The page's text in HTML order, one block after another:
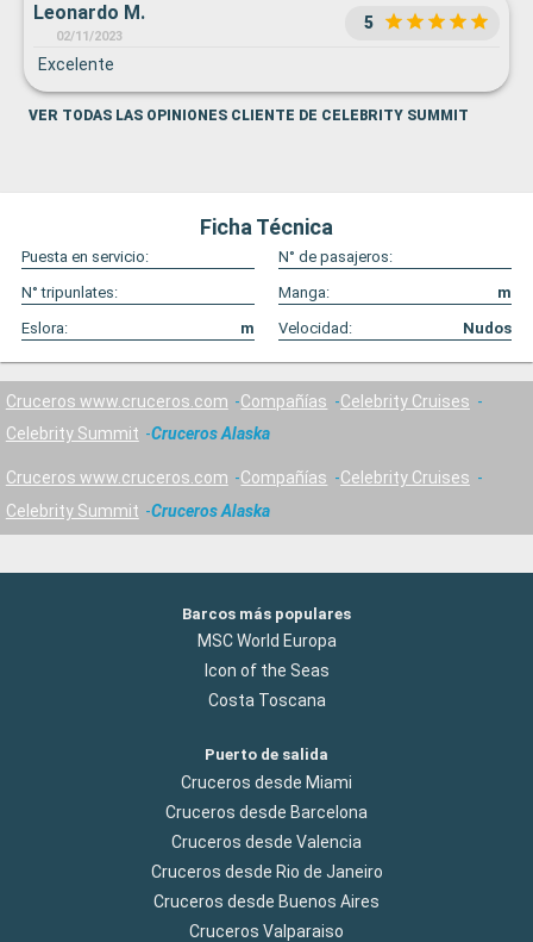
Leonardo M.
02/11/2023
5
Excelente
VER TODAS LAS OPINIONES CLIENTE DE CELEBRITY SUMMIT
Ficha Técnica
Puesta en servicio:
N° de pasajeros:
N° tripunlates:
Manga:
m
Eslora:
m Velocidad: Nudos
Cruceros www.cruceros.com Compañías
Celebrity Cruises
Celebrity Summit
Cruceros Alaska
Cruceros www.cruceros.com Compañías
Celebrity Cruises
Celebrity Summit
Cruceros Alaska
Barcos más populares
MSC World Europa
Icon of the Seas
Costa Toscana
Puerto de salida
Cruceros desde Miami
Cruceros desde Barcelona
Cruceros desde Valencia
Cruceros desde Rio de Janeiro
Cruceros desde Buenos Aires
Cruceros Valparaiso